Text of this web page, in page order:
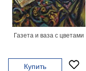
Газета и ваза с цветами
Купить